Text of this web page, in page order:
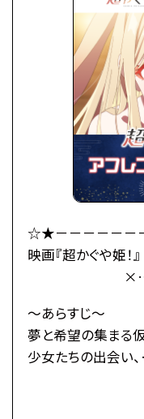
放っておけず連れ
大きくなり、彩葉
「あなた、もしやか
大きくなったかぐ
かぐやのお願い(わ
イバー活動を手伝
彩葉がプロデュー
イバーとして歌うこ
二人は少しずつ打
かぐやを月へと連れ
っているとも知らず
・公式HP：
☆★－－－－－－
映画『超かぐや姫！』
×
☆★－－－－－－
●注意事項
※各体験授業には
～あらすじ～
夢と希望の集まる
少女たちの出会い、